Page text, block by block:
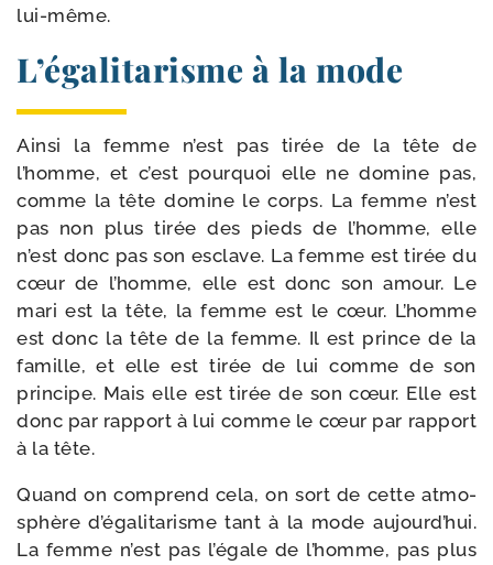
lui-même.
L’égalitarisme à la mode
Ainsi la femme n’est pas tirée de la tête de
l’homme, et c’est pour­quoi elle ne domine pas,
comme la tête domine le corps. La femme n’est
pas non plus tirée des pieds de l’homme, elle
n’est donc pas son esclave. La femme est tirée du
cœur de l’homme, elle est donc son amour. Le
mari est la tête, la femme est le cœur. L’homme
est donc la tête de la femme. Il est prince de la
famille, et elle est tirée de lui comme de son
prin­cipe. Mais elle est tirée de son cœur. Elle est
donc par rap­port à lui comme le cœur par rap­port
à la tête.
Quand on com­prend cela, on sort de cette atmo­
sphère d’égalitarisme tant à la mode aujourd’hui.
La femme n’est pas l’égale de l’homme, pas plus